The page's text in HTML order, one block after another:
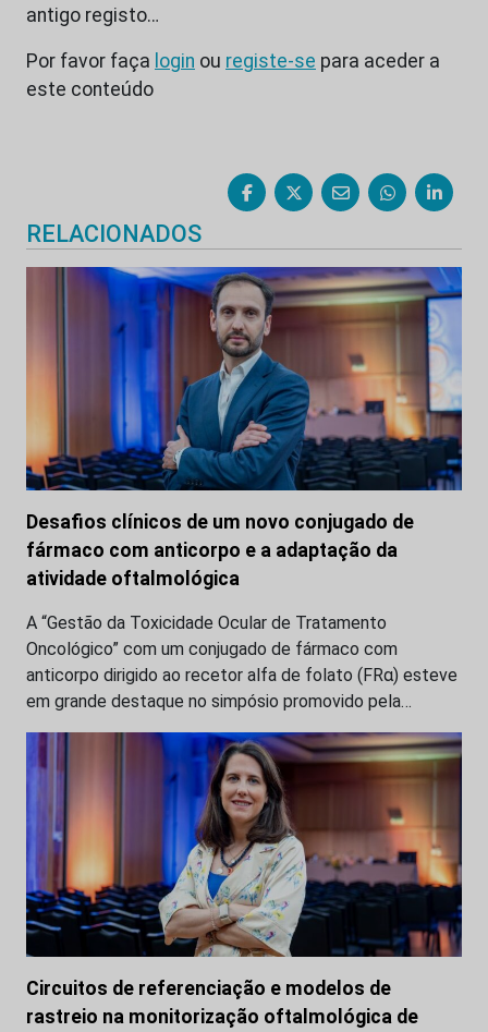
antigo registo…
Por favor faça login ou registe-se para aceder a
este conteúdo
RELACIONADOS
Desafios clínicos de um novo conjugado de
fármaco com anticorpo e a adaptação da
atividade oftalmológica
A “Gestão da Toxicidade Ocular de Tratamento
Oncológico” com um conjugado de fármaco com
anticorpo dirigido ao recetor alfa de folato (FRα) esteve
em grande destaque no simpósio promovido pela…
Circuitos de referenciação e modelos de
rastreio na monitorização oftalmológica de